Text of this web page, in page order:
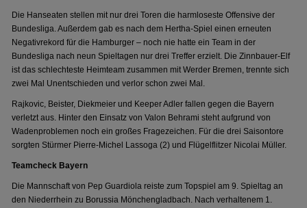
Die Hanseaten stellen mit nur drei Toren die harmloseste Offensive der
Bundesliga. Außerdem gab es nach dem Hertha-Spiel einen erneuten
Negativrekord für die Hamburger – noch nie hatte ein Team in der
Bundesliga nach neun Spieltagen nur drei Treffer erzielt. Die Zinnbauer-Elf
ist das schlechteste Heimteam zusammen mit Werder Bremen, trennte sich
zwei Mal Unentschieden und verlor schon zwei Mal.
Rajkovic, Beister, Diekmeier und Keeper Adler fallen gegen die Bayern
verletzt aus. Hinter den Einsatz von Valon Behrami steht aufgrund von
Wadenproblemen noch ein großes Fragezeichen. Für die drei Saisontore
sorgten Stürmer Pierre-Michel Lassoga (2) und Flügelflitzer Nicolai Müller.
Teamcheck Bayern
Die Mannschaft von Pep Guardiola reiste zum Topspiel am 9. Spieltag an
den Niederrhein zu Borussia Mönchengladbach. Nach verhaltenem 1.